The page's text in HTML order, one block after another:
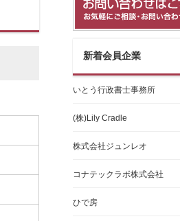
新着会員企業
いとう行政書士事務所
(株)Lily Cradle
株式会社ジュンレオ
コナテックラボ株式会社
ひで房